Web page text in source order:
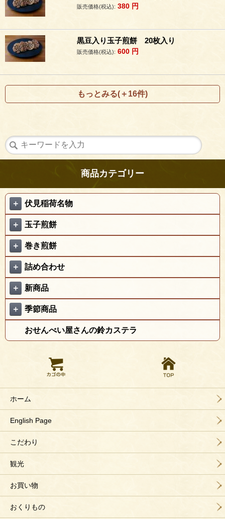
販売価格(税込): 380 円
黒豆入り玉子煎餅 20枚入り
販売価格(税込): 600 円
もっとみる(＋16件)
商品カテゴリー
＋ 伏見稲荷名物
＋ 玉子煎餅
＋ 巻き煎餅
＋ 詰め合わせ
＋ 新商品
＋ 季節商品
おせんべい屋さんの鈴カステラ
ホーム
English Page
こだわり
観光
お買い物
おくりもの